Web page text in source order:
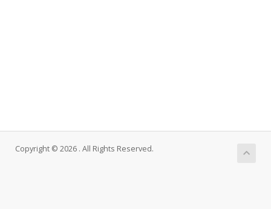
Copyright © 2026 . All Rights Reserved.